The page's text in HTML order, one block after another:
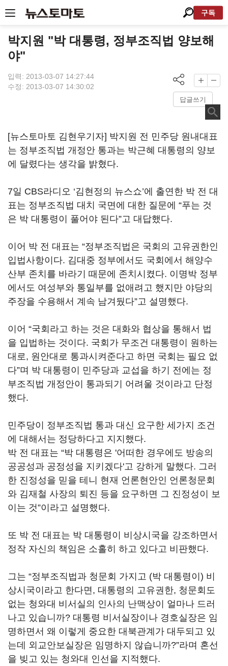
구독
박지원 "박 대통령, 정부조직법 양보해
야"
입력: 2013-03-07 14:27:44
수정: 2013-03-07 14:30:02
답글쓰기
[뉴스토마토 김현우기자] 박지원 전 민주당 원내대표
는 정부조직법 개정안 통과는 박근혜 대통령의 양보
에 달렸다는 생각을 밝혔다.
7일 CBS라디오 ‘김현정의 뉴스쇼’에 출연한 박 전 대
표는 정부조직법 대치 국면에 대한 질문에 “푸는 것
은 박 대통령이 풀어야 된다”고 대답했다.
이어 박 전 대표는 “정부조직법은 국회의 고유권한인
입법사항이다. 김대중 정부에서도 국회에서 해양수
산부 존치를 바라기 때문에 존치시켰다. 이명박 정부
에서도 여성부와 통일부를 없애려고 했지만 야당의
주장을 수용해서 계속 남겨뒀다”고 설명했다.
이어 “국회라고 하는 것은 대화와 협상을 통해서 법
을 입법하는 것이다. 국회가 무조건 대통령이 원하는
대로, 원안대로 통과시켜준다고 하면 국회는 필요 없
다”며 박 대통령이 민주당과 교섭을 하기 전에는 정
부조직법 개정안이 통과되기 어려울 것이라고 단정
했다.
민주당이 정부조직법 통과 대신 요구한 세가지 조건
에 대해서는 정당하다고 지지했다.
박 전 대표는 “박 대통령은 '어떠한 경우에도 방송의
공공성과 공정성을 지키겠다'고 강하게 말했다. 그러
한 진정성을 믿을 테니 현재 언론현안인 언론청문회
와 김재철 사장의 퇴진 등을 요구하면 그 진정성이 보
이는 것”이라고 설명했다.
또 박 전 대표는 박 대통령이 비상시국을 강조하면서
정작 자신의 책임은 소홀히 하고 있다고 비판했다.
그는 “정부조직법과 청문회 가지고 (박 대통령이) 비
상시국이라고 한다면, 대통령의 고유권한, 청문회도
없는 청와대 비서실의 인사의 난맥상이 얼마나 드러
나고 있습니까? 대통령 비서실장이나 경호실장은 임
명하면서 왜 이렇게 중요한 대북관계가 대두되고 있
는데 외교안보실장은 임명하지 않습니까?”라며 혼선
을 빚고 있는 청와대 인선을 지적했다.